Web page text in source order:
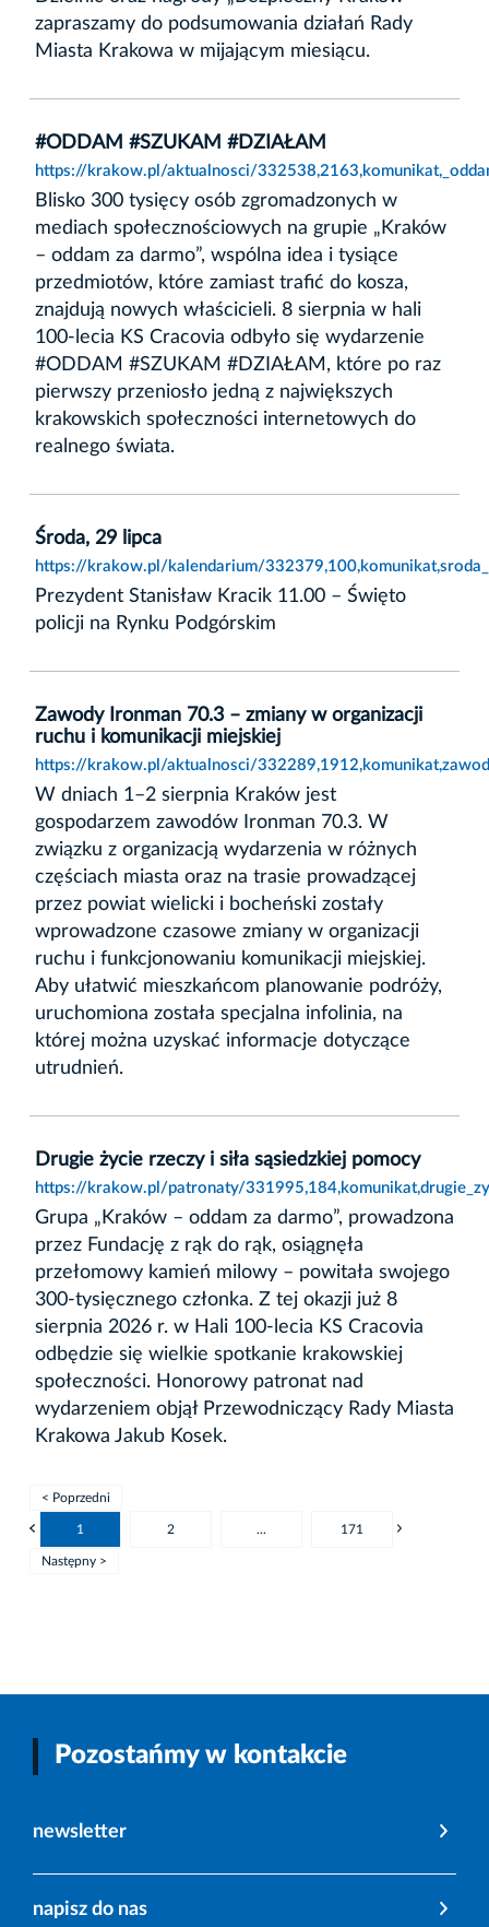
zapraszamy do podsumowania działań Rady
Miasta Krakowa w mijającym miesiącu.
#ODDAM #SZUKAM #DZIAŁAM
https://krakow.pl/aktualnosci/
Blisko 300 tysięcy osób zgromadzonych w
mediach społecznościowych na grupie „Kraków
– oddam za darmo”, wspólna idea i tysiące
przedmiotów, które zamiast trafić do kosza,
znajdują nowych właścicieli. 8 sierpnia w hali
100-lecia KS Cracovia odbyło się wydarzenie
#ODDAM #SZUKAM #DZIAŁAM, które po raz
pierwszy przeniosło jedną z największych
krakowskich społeczności internetowych do
realnego świata.
Środa, 29 lipca
https://krakow.pl/kalendarium/
Prezydent Stanisław Kracik 11.00 – Święto
policji na Rynku Podgórskim
Zawody Ironman 70.3 – zmiany w organizacji
ruchu i komunikacji miejskiej
https://krakow.pl/aktualnosci/
W dniach 1–2 sierpnia Kraków jest
gospodarzem zawodów Ironman 70.3. W
związku z organizacją wydarzenia w różnych
częściach miasta oraz na trasie prowadzącej
przez powiat wielicki i bocheński zostały
wprowadzone czasowe zmiany w organizacji
ruchu i funkcjonowaniu komunikacji miejskiej.
Aby ułatwić mieszkańcom planowanie podróży,
uruchomiona została specjalna infolinia, na
której można uzyskać informacje dotyczące
utrudnień.
Drugie życie rzeczy i siła sąsiedzkiej pomocy
https://krakow.pl/patronaty/
Grupa „Kraków – oddam za darmo”, prowadzona
przez Fundację z rąk do rąk, osiągnęła
przełomowy kamień milowy – powitała swojego
300-tysięcznego członka. Z tej okazji już 8
sierpnia 2026 r. w Hali 100-lecia KS Cracovia
odbędzie się wielkie spotkanie krakowskiej
społeczności. Honorowy patronat nad
wydarzeniem objął Przewodniczący Rady Miasta
Krakowa Jakub Kosek.
< Poprzedni
1 2 ... 171
Następny >
Pozostańmy w kontakcie
newsletter
napisz do nas